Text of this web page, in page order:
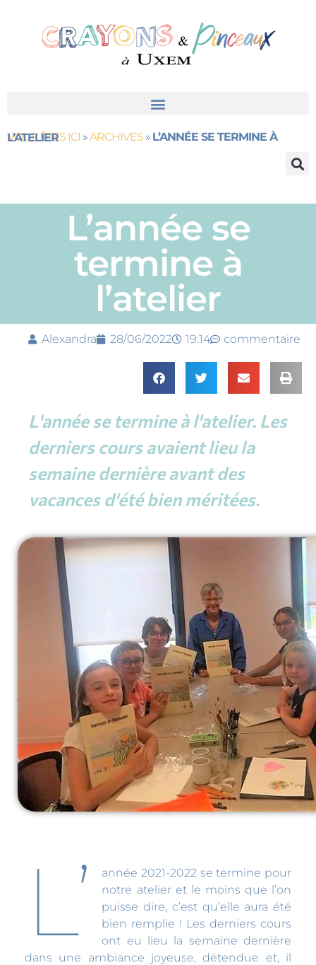
VOUS ÊTES ICI »ARCHIVES »
L’ANNÉE SE TERMINE À L’ATELIER
L’année se
termine à
l’atelier
Alexandra 28/06/2022 19:14 commentaire
L'année se termine à l'atelier. Les
derniers cours avaient lieu la
semaine dernière avant des
vacances d'été bien méritées.
L’
année 2021-2022 se termine pour
notre atelier et le moins que l’on
puisse dire, c’est qu’elle aura été
bien remplie ! Les derniers cours
ont eu lieu la semaine dernière
dans une ambiance joyeuse, détendue et, il